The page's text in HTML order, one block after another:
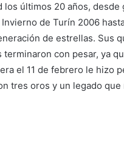
los últimos 20 años, desde
de Turín 2006
de estrellas. Sus
terminaron con pesar, ya
el 11 de febrero le hizo
tres oros y un legado que